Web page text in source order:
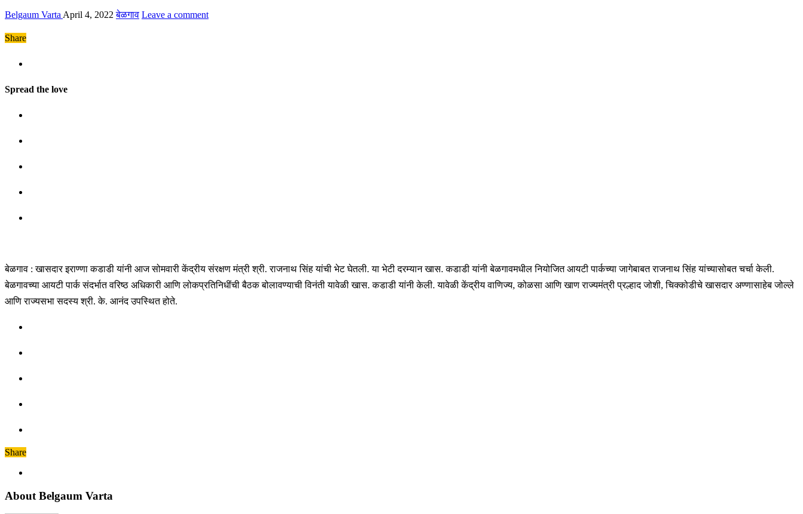
Belgaum Varta April 4, 2022 बेळगाव Leave a comment
Share
Spread the love
बेळगाव : खासदार इराण्णा कडाडी यांनी आज सोमवारी केंद्रीय संरक्षण मंत्री श्री. राजनाथ सिंह यांची भेट घेतली. या भेटी दरम्यान खास. कडाडी यांनी बेळगावमधील नियोजित आयटी पार्कच्या जागेबाबत राजनाथ सिंह यांच्यासोबत चर्चा केली.
बेळगावच्या आयटी पार्क संदर्भात वरिष्ठ अधिकारी आणि लोकप्रतिनिधींची बैठक बोलावण्याची विनंती यावेळी खास. कडाडी यांनी केली. यावेळी केंद्रीय वाणिज्य, कोळसा आणि खाण राज्यमंत्री प्रल्हाद जोशी, चिक्कोडीचे खासदार अण्णासाहेब जोल्ले
आणि राज्यसभा सदस्य श्री. के. आनंद उपस्थित होते.
Share
About Belgaum Varta